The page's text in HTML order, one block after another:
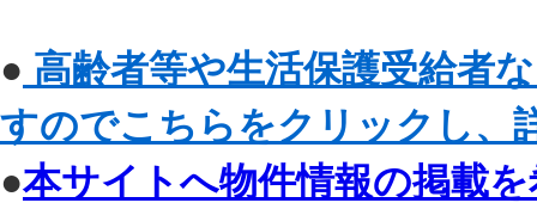
● 高齢者等や生活保護受給者
すのでこちらをクリックし、
●本サイトへ物件情報の掲載